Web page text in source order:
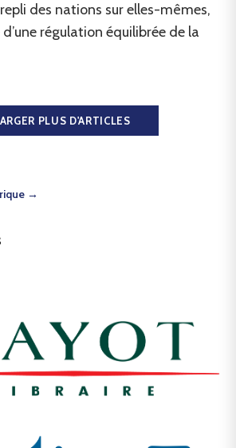
des nations sur elles-mêmes,
régulation équilibrée de la
PLUS D'ARTICLES
→